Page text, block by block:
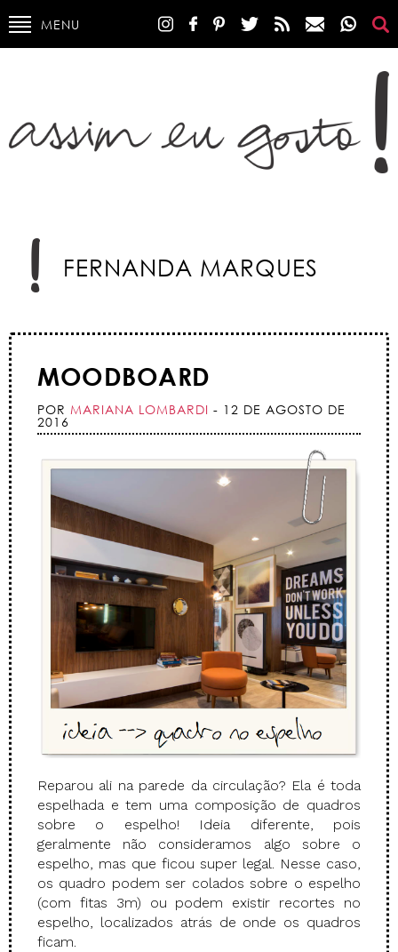
MENU
FERNANDA MARQUES
MOODBOARD
POR MARIANA LOMBARDI - 12 DE AGOSTO DE
2016
Reparou ali na parede da circulação? Ela é toda
espelhada e tem uma composição de quadros
sobre o espelho! Ideia diferente, pois
geralmente não consideramos algo sobre o
espelho, mas que ficou super legal. Nesse caso,
os quadro podem ser colados sobre o espelho
(com fitas 3m) ou podem existir recortes no
espelho, localizados atrás de onde os quadros
ficam.